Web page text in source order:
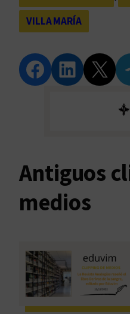
VILLA MARÍA
Compartir en Facebook Compartir en LinkedIn Compartir en Twitter
Antiguos
medios